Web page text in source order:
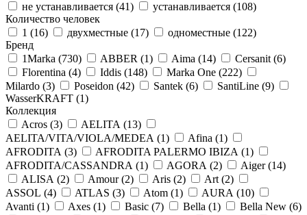
не устанавливается (41) устанавливается (108)
Количество человек
1 (16) двухместные (17) одноместные (122)
Бренд
1Marka (730) ABBER (1) Aima (14) Cersanit (6)
Florentina (4) Iddis (148) Marka One (222)
Milardo (3) Poseidon (42) Santek (6) SantiLine (9)
WasserKRAFT (1)
Коллекция
Acros (3) AELITA (13)
AELITA/VITA/VIOLA/MEDEA (1) Afina (1)
AFRODITA (3) AFRODITA PALERMO IBIZA (1)
AFRODITA/CASSANDRA (1) AGORA (2) Aiger (14)
ALISA (2) Amour (2) Aris (2) Art (2)
ASSOL (4) ATLAS (3) Atom (1) AURA (10)
Avanti (1) Axes (1) Basic (7) Bella (1) Bella New (6)